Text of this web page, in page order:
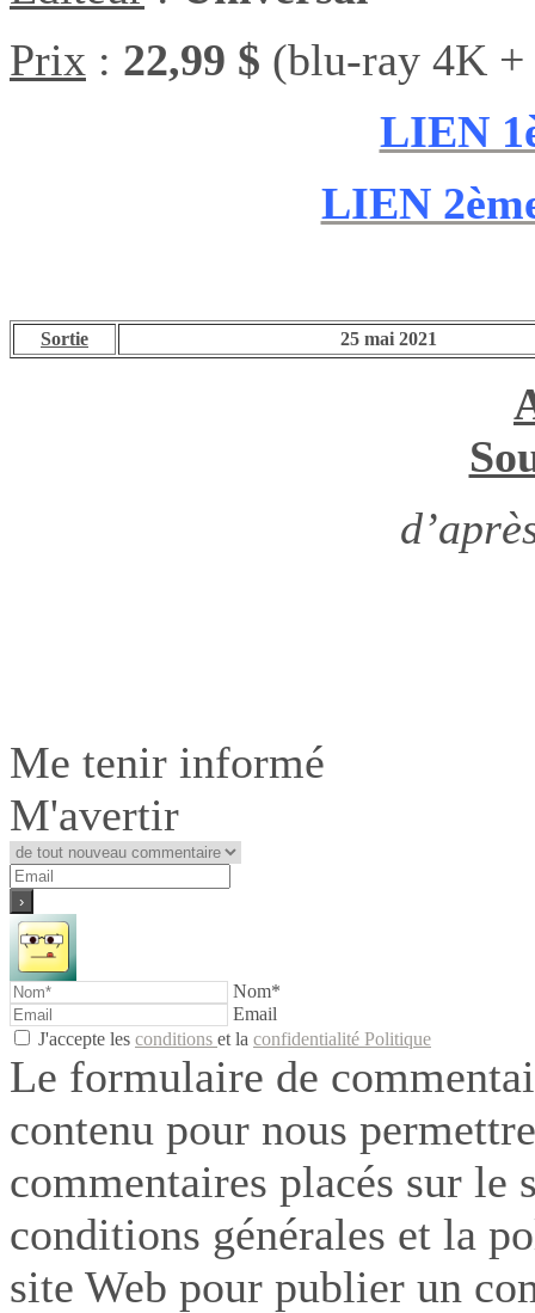
Prix : 22,99 $ (blu-ray 4K
LIEN
LIEN
Sortie 25 mai 2021
Me tenir informé
M'avertir
Nom*
Email
J'accepte les conditions et la confidentialité Politique
Le formulaire de
contenu pour nous
commentaires placés sur
conditions générales et la
site Web pour publier un